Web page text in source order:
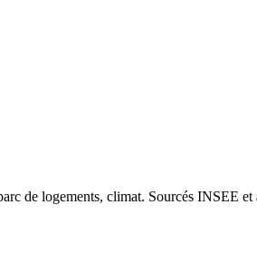
de logements, climat. Sourcés INSEE et